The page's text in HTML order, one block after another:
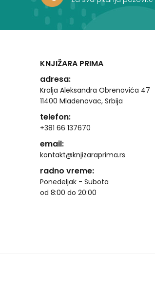
KNJIŽARA PRIMA
adresa:
Kralja Aleksandra Obrenovića 47
11400 Mladenovac, Srbija
telefon:
+381 66 137670
email:
kontakt@knjizaraprima.rs
radno vreme:
Ponedeljak - Subota
od 8:00 do 20:00